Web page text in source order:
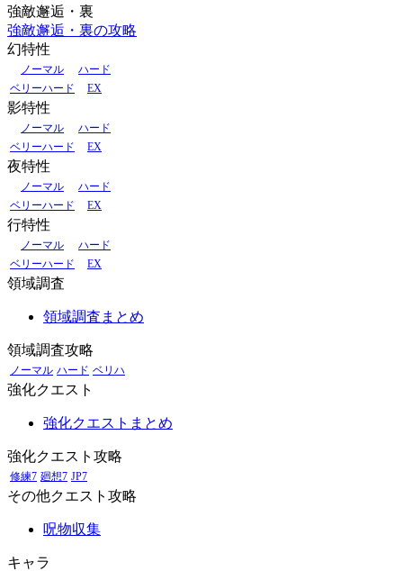
強敵邂逅・裏
強敵邂逅・裏の攻略
幻特性
ノーマル
ハード
ベリーハード
EX
影特性
ノーマル
ハード
ベリーハード
EX
夜特性
ノーマル
ハード
ベリーハード
EX
行特性
ノーマル
ハード
ベリーハード
EX
領域調査
領域調査まとめ
領域調査攻略
ノーマル ハード ベリハ
強化クエスト
強化クエストまとめ
強化クエスト攻略
修練7 廻想7 JP7
その他クエスト攻略
呪物収集
キャラ